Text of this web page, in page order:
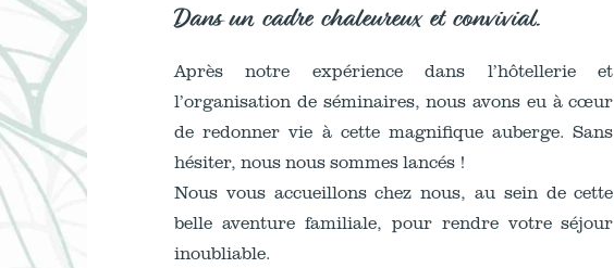
Dans un cadre chaleureux et convivial.
Après notre expérience dans l’hôtellerie et
l’organisation de séminaires, nous avons eu à cœur
de redonner vie à cette magnifique auberge. Sans
hésiter, nous nous sommes lancés !
Nous vous accueillons chez nous, au sein de cette
belle aventure familiale, pour rendre votre séjour
inoubliable.